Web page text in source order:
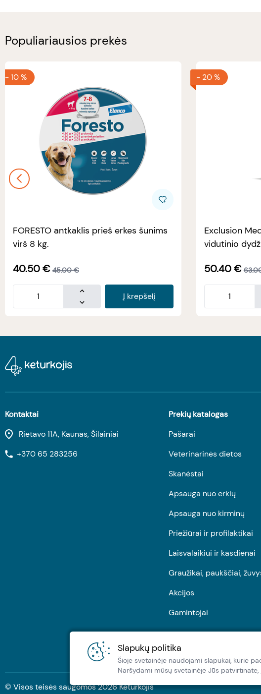
Slapukų politika
Šioje svetainėje naudojami slapukai, kurie
Naršydami müsų svetainėje Jūs patvirtinate,
Populiariausios prekės
-10 %
FORESTO antkaklis prieš erkes šunims
virš 8 kg.
40.50€ 45.00 €
Į krepšelį
- 20 %
Exclusion
vidutinio
50.40€
Kontaktai
Rietavo 11A, Kaunas, Šilainiai
+370 65 283256
Prekių katalogas
Pašarai
Veterinarinės dietos
Skanėstai
Apsauga nuo erkių
Apsauga nuo kirminų
Priežiūrai ir profilaktikai
Laisvalaikiui ir kasdienai
Graužikai, paukščiai,
Akcijos
Gamintojai
© Visos teisės saugomos2026Keturkojis